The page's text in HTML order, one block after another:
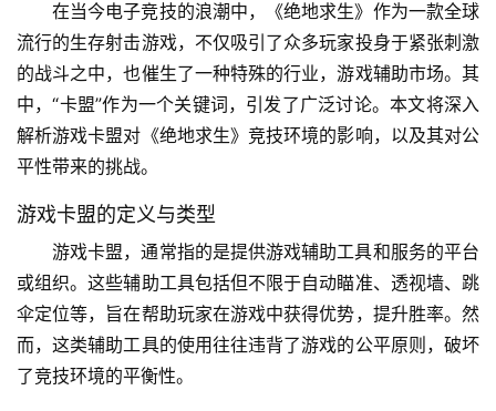
在当今电子竞技的浪潮中，《绝地求生》作为一款全球
流行的生存射击游戏，不仅吸引了众多玩家投身于紧张刺激
的战斗之中，也催生了一种特殊的行业，游戏辅助市场。其
中，“卡盟”作为一个关键词，引发了广泛讨论。本文将深入
解析游戏卡盟对《绝地求生》竞技环境的影响，以及其对公
平性带来的挑战。
游戏卡盟的定义与类型
游戏卡盟，通常指的是提供游戏辅助工具和服务的平台
或组织。这些辅助工具包括但不限于自动瞄准、透视墙、跳
伞定位等，旨在帮助玩家在游戏中获得优势，提升胜率。然
而，这类辅助工具的使用往往违背了游戏的公平原则，破坏
了竞技环境的平衡性。